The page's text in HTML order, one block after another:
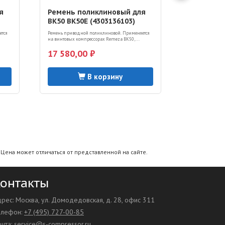
Ремень поликлиновый для
ВК50 ВК50Е (4303136103)
Ремень приводной поликлиновой. Применяется
на винтовых компрессорах Remeza ВК50,...
17 580,00 ₽
В корзину
может отличаться от представленной на сайте.
Москва, ул. Домодедовская, д. 28, офис 311
+7 (495) 727-00-85